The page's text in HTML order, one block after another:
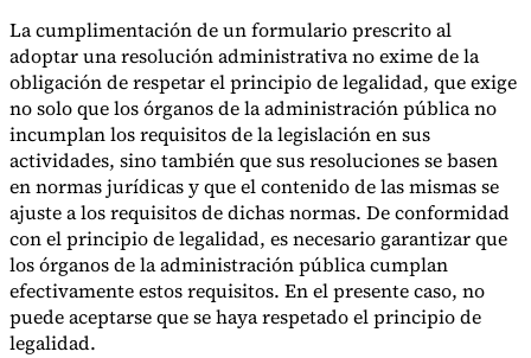
La cumplimentación de un formulario prescrito al
adoptar una resolución administrativa no exime de la
obligación de respetar el principio de legalidad, que exige
no solo que los órganos de la administración pública no
incumplan los requisitos de la legislación en sus
actividades, sino también que sus resoluciones se basen
en normas jurídicas y que el contenido de las mismas se
ajuste a los requisitos de dichas normas. De conformidad
con el principio de legalidad, es necesario garantizar que
los órganos de la administración pública cumplan
efectivamente estos requisitos. En el presente caso, no
puede aceptarse que se haya respetado el principio de
legalidad.